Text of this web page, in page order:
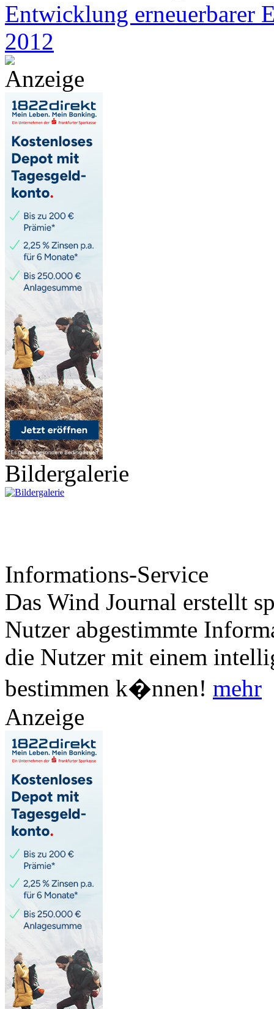
Entwicklung erneuerbarer
2012
Anzeige
Bildergalerie
Informations-Service
Das Wind Journal erstellt
Nutzer abgestimmte
die Nutzer mit einem
bestimmen k�nnen! mehr
Anzeige